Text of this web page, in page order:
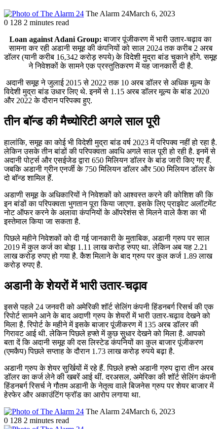
The Alarm 24March 6, 2023
0 128 2 minutes read
Loan against Adani Group:बाजार पूंजीकरण में भारी उतार-चढ़ाव का
सामना कर रही अडानी समूह की कंपनियों को साल 2024 तक करीब 2 अरब
डॉलर (यानी करीब 16,342 करोड़ रुपये) के विदेशी मुद्रा बांड चुकाने होंगे. समूह
ने निवेशकों के सामने एक प्रस्तुतिकरण में यह जानकारी दी है.
अदानी समूह ने जुलाई 2015 से 2022 तक 10 अरब डॉलर से अधिक मूल्य के
विदेशी मुद्रा बांड उधार लिए थे. इनमें से 1.15 अरब डॉलर मूल्य के बांड 2020
और 2022 के दौरान परिपक्व हुए.
तीन बॉन्ड की मैच्योरिटी अगले साल पूरी
हालांकि, समूह का कोई भी विदेशी मुद्रा बांड वर्ष 2023 में परिपक्व नहीं हो रहा है.
लेकिन उसके तीन बांडों की परिपक्वता अवधि अगले साल पूरी हो रही है. इनमें से
अदानी पोर्ट्स और एसईजेड द्वारा 650 मिलियन डॉलर के बांड जारी किए गए हैं.
जबकि अडानी ग्रीन एनर्जी के 750 मिलियन डॉलर और 500 मिलियन डॉलर के
दो बॉन्ड शामिल हैं.
अडाणी समूह के अधिकारियों ने निवेशकों को आश्वस्त करने की कोशिश की कि
इन बांडों का परिपक्वता भुगतान पूरा किया जाएगा. इसके लिए प्राइवेट अलॉटमेंट
नोट ऑफर करने के अलावा कंपनियों के ऑपरेशंस से मिलने वाले कैश का भी
इस्तेमाल किया जा सकता है.
पिछले महीने निवेशकों को दी गई जानकारी के मुताबिक, अडानी ग्रुप पर साल
2019 में कुल कर्ज का बोझ 1.11 लाख करोड़ रुपए था. लेकिन अब यह 2.21
लाख करोड़ रुपए हो गया है. कैश मिलाने के बाद ग्रुप पर कुल कर्ज 1.89 लाख
करोड़ रुपए है.
अडानी के शेयरों में भारी उतार-चढ़ाव
इससे पहले 24 जनवरी को अमेरिकी शॉर्ट सेलिंग कंपनी हिंडनबर्ग रिसर्च की एक
रिपोर्ट सामने आने के बाद अदाणी ग्रुप के शेयरों में भारी उतार-चढ़ाव देखने को
मिला है. रिपोर्ट के महीने में इसके बाजार पूंजीकरण में 135 अरब डॉलर की
गिरावट आई थी. लेकिन पिछले हफ्ते में कुछ सुधार देखने को मिला है. आपको
बता दें कि अदानी समूह की दस लिस्टेड कंपनियों का कुल बाजार पूंजीकरण
(एमकैप) पिछले सप्ताह के दौरान 1.73 लाख करोड़ रुपये बढ़ा है.
अडानी ग्रुप के शेयर सुर्खियों में रहे हैं. पिछले हफ्ते अडानी ग्रुप द्वारा तीन अरब
डॉलर का कर्ज लेने की खबरें आई थीं. दरअसल, अमेरिका की शॉर्ट सेलिंग कंपनी
हिंडनबर्ग रिसर्च ने गौतम अडानी के नेतृत्व वाले बिजनेस ग्रुप पर शेयर बाजार में
हेरफेर और अकाउंटिंग फ्रॉड का आरोप लगाया था.
The Alarm 24March 6, 2023
0 128 2 minutes read